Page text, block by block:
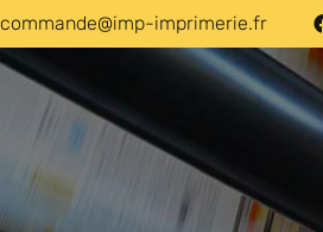
commande@imp-imprimerie.fr